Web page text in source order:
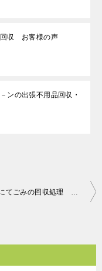
回収 お客様の声
ンの出張不用品回収・
相良村にてごみの回収処理 お客様の声